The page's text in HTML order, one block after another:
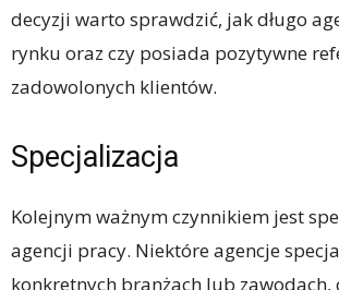
decyzji warto sprawdzić, jak długo
rynku oraz czy posiada pozytywne
zadowolonych klientów.
Specjalizacja
Kolejnym ważnym czynnikiem jest
agencji pracy. Niektóre agencje
konkretnych branżach lub zawodach,